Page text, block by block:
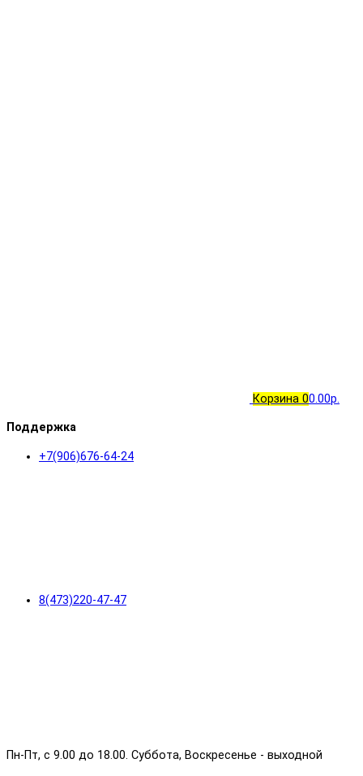
Корзина 00.00р.
Поддержка
+7(906)676-64-24
8(473)220-47-47
Пн-Пт, с 9.00 до 18.00. Суббота, Воскресенье - выходной